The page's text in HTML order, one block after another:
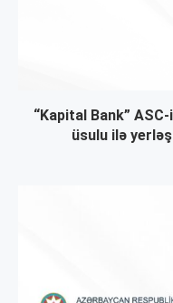
“Kapital Bank” ASC-
üsulu ilə